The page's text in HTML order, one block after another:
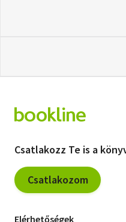
Csatlakozz Te is a
Csatlakozom
Elérhetőségek